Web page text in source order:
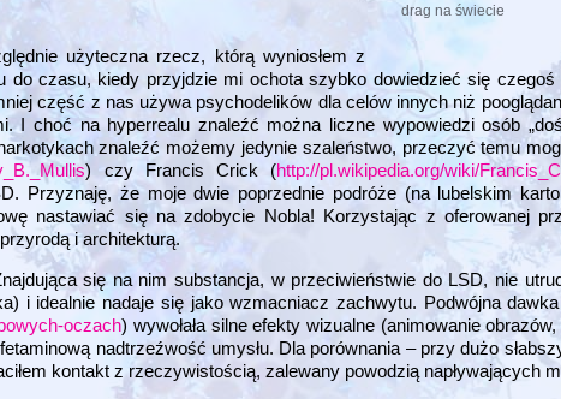
drag na świecie
użyteczna rzecz, którą wyniosłem z
do czasu, kiedy przyjdzie mi ochota szybko dowiedzieć się czegoś
część z nas używa psychodelików dla celów innych niż
choć na hyperrealu znaleźć można liczne wypowiedzi osób
znaleźć możemy jedynie szaleństwo, przeczyć temu
) czy Francis Crick (http://pl.wikipedia.org/wiki/
Przyznaję, że moje dwie poprzednie podróże (na lubelskim
nastawiać się na zdobycie Nobla! Korzystając z oferowanej
i architekturą.
się na nim substancja, w przeciwieństwie do LSD, nie
i idealnie nadaje się jako wzmacniacz zachwytu. Podwójna
oczach) wywołała silne efekty wizualne (animowanie
nadtrzeźwość umysłu. Dla porównania – przy dużo
kontakt z rzeczywistością, zalewany powodzią napływających